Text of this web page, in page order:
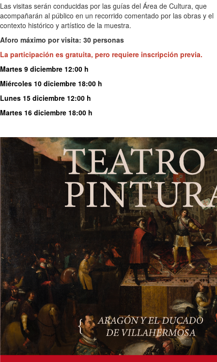
Las visitas serán conducidas por las guías del Área de Cultura, que
acompañarán al público en un recorrido comentado por las obras y el
contexto histórico y artístico de la muestra.
Aforo máximo por visita: 30 personas
La participación es gratuita, pero requiere inscripción previa.
Martes 9 diciembre 12:00 h
Miércoles 10 diciembre 18:00 h
Lunes 15 diciembre 12:00 h
Martes 16 diciembre 18:00 h